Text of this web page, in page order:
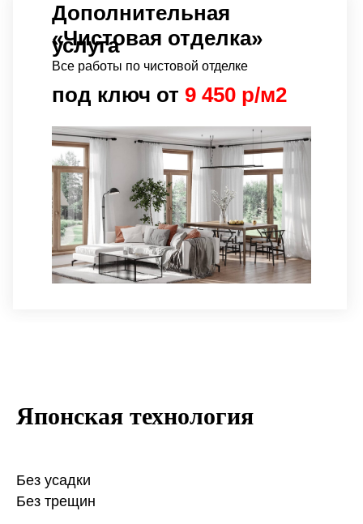
Дополнительная
услуга
Все работы по чистовой отделке
«Чистовая отделка»
под ключ от 9 450 р/м2
Японская технология
Без усадки
Без трещин